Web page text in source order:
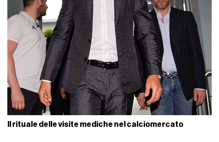
Il rituale delle visite mediche nel calciomercato